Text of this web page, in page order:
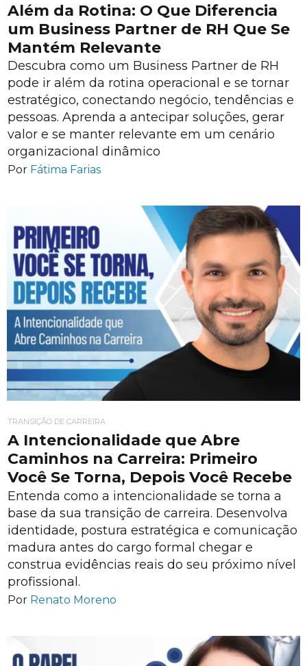
Além da Rotina: O Que Diferencia
um Business Partner de RH Que Se
Mantém Relevante
Descubra como um Business Partner de RH
pode ir além da rotina operacional e se tornar
estratégico, conectando negócio, tendências e
pessoas. Aprenda a antecipar soluções, gerar
valor e se manter relevante em um cenário
organizacional dinâmico
Por Fátima Farias
TRANSIÇÃO DE CARREIRA
A Intencionalidade que Abre
Caminhos na Carreira: Primeiro
Você Se Torna, Depois Você Recebe
Entenda como a intencionalidade se torna a
base da sua transição de carreira. Desenvolva
identidade, postura estratégica e comunicação
madura antes do cargo formal chegar e
construa evidências reais do seu próximo nível
profissional.
Por Renato Moreno